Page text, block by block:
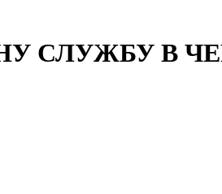
СЛУЖБУ В